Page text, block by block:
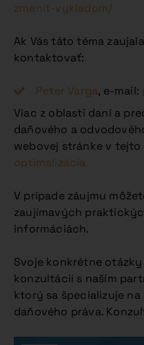
zmenit-vykladom/
Ak Vás táto téma
kontaktovať:
Peter Varga, e-mail:
Viac z oblasti daní a
daňového a
webovej stránke v tejto
optimalizácia
V prípade záujmu
zaujímavých
informáciách.
Svoje konkrétne
konzultácii s naším
ktorý sa špecializuje
daňového práva.